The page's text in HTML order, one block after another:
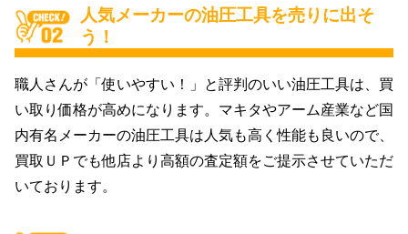
人気メーカーの油圧工具を売りに出そ
う！
職人さんが「使いやすい！」と評判のいい油圧工具は、買
い取り価格が高めになります。マキタやアーム産業など国
内有名メーカーの油圧工具は人気も高く性能も良いので、
買取ＵＰでも他店より高額の査定額をご提示させていただ
いております。